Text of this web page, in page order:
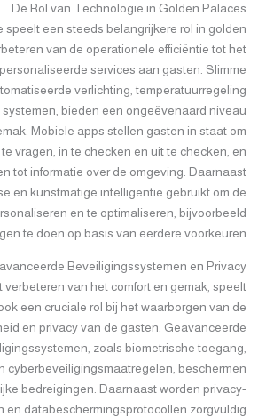
De Rol van Technologie in Golden Palaces
speelt een steeds belangrijkere rol in golden
van de operationele efficiëntie tot het
services aan gasten. Slimme
verlichting, temperatuurregeling
bieden een ongeëvenaard niveau
Mobiele apps stellen gasten in staat om
vragen, in te checken en uit te checken, en
tot informatie over de omgeving. Daarnaast
en kunstmatige intelligentie gebruikt om de
en te optimaliseren, bijvoorbeeld
te doen op basis van eerdere voorkeuren.
Beveiligingssystemen en Privacy
verbeteren van het comfort en gemak, speelt
een cruciale rol bij het waarborgen van de
en privacy van de gasten. Geavanceerde
zoals biometrische toegang,
cyberbeveiligingsmaatregelen, beschermen
bedreigingen. Daarnaast worden privacy-
en databeschermingsprotocollen zorgvuldig